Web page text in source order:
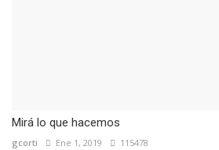
Mirá lo que hacemos
gcorti Ene 1, 2019 115478